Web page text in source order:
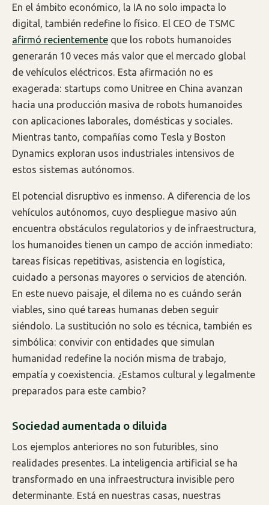
En el ámbito económico, la IA no solo impacta lo
digital, también redefine lo físico. El CEO de TSMC
afirmó recientemente que los robots humanoides
generarán 10 veces más valor que el mercado global
de vehículos eléctricos. Esta afirmación no es
exagerada: startups como Unitree en China avanzan
hacia una producción masiva de robots humanoides
con aplicaciones laborales, domésticas y sociales.
Mientras tanto, compañías como Tesla y Boston
Dynamics exploran usos industriales intensivos de
estos sistemas autónomos.
El potencial disruptivo es inmenso. A diferencia de los
vehículos autónomos, cuyo despliegue masivo aún
encuentra obstáculos regulatorios y de infraestructura,
los humanoides tienen un campo de acción inmediato:
tareas físicas repetitivas, asistencia en logística,
cuidado a personas mayores o servicios de atención.
En este nuevo paisaje, el dilema no es cuándo serán
viables, sino qué tareas humanas deben seguir
siéndolo. La sustitución no solo es técnica, también es
simbólica: convivir con entidades que simulan
humanidad redefine la noción misma de trabajo,
empatía y coexistencia. ¿Estamos cultural y legalmente
preparados para este cambio?
Sociedad aumentada o diluida
Los ejemplos anteriores no son futuribles, sino
realidades presentes. La inteligencia artificial se ha
transformado en una infraestructura invisible pero
determinante. Está en nuestras casas, nuestras